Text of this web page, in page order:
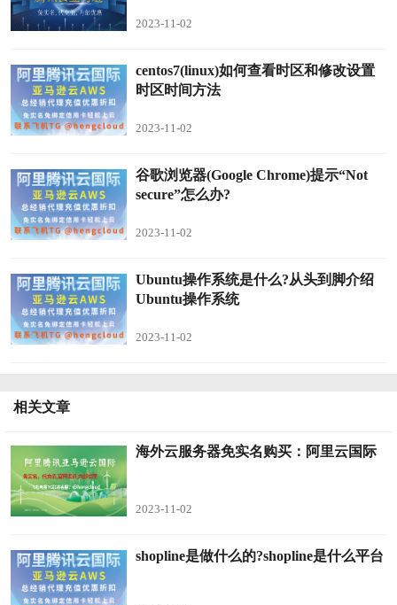
2023-11-02
centos7(linux)如何查看时区和修改设置
时区时间方法
2023-11-02
谷歌浏览器(Google Chrome)提示“Not
secure”怎么办?
2023-11-02
Ubuntu操作系统是什么?从头到脚介绍
Ubuntu操作系统
2023-11-02
相关文章
海外云服务器免实名购买：阿里云国际
2023-11-02
shopline是做什么的?shopline是什么平台